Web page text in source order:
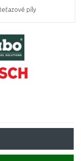
píly